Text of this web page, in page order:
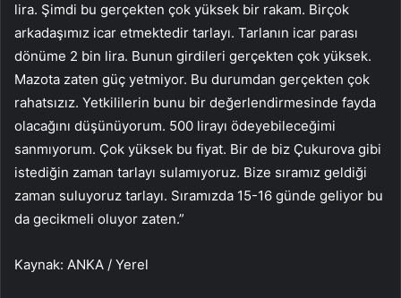
lira. Şimdi bu gerçekten çok yüksek bir rakam. Birçok
arkadaşımız icar etmektedir tarlayı. Tarlanın icar parası
dönüme 2 bin lira. Bunun girdileri gerçekten çok yüksek.
Mazota zaten güç yetmiyor. Bu durumdan gerçekten çok
rahatsızız. Yetkililerin bunu bir değerlendirmesinde fayda
olacağını düşünüyorum. 500 lirayı ödeyebileceğimi
sanmıyorum. Çok yüksek bu fiyat. Bir de biz Çukurova gibi
istediğin zaman tarlayı sulamıyoruz. Bize sıramız geldiği
zaman suluyoruz tarlayı. Sıramızda 15-16 günde geliyor bu
da gecikmeli oluyor zaten.”
Kaynak: ANKA / Yerel